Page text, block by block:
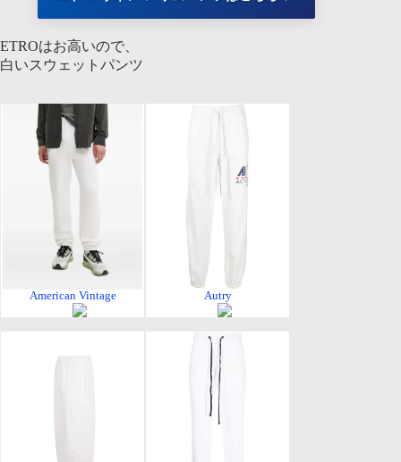
ETROはお高いので、
白いスウェットパンツ
American Vintage Autry